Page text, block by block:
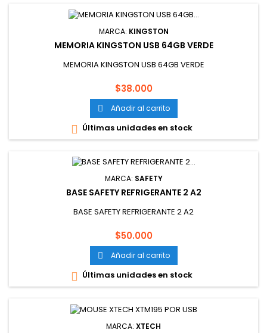
MARCA: KINGSTON
MEMORIA KINGSTON USB 64GB VERDE
MEMORIA KINGSTON USB 64GB VERDE
Precio
$38.000
 Añadir al carrito
 Últimas unidades en stock
MARCA: SAFETY
BASE SAFETY REFRIGERANTE 2 A2
BASE SAFETY REFRIGERANTE 2 A2
Precio
$50.000
 Añadir al carrito
 Últimas unidades en stock
MARCA: XTECH